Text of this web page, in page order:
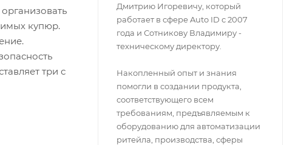
купюр.
три с
Дмитрию Игоревичу, который
работает в сфере Auto ID с 2007
года и Сотникову Владимиру -
техническому директору.
Накопленный опыт и знания
помогли в создании продукта,
соответствующего всем
требованиям, предъявляемым к
оборудованию для автоматизации
ритейла, производства, сферы